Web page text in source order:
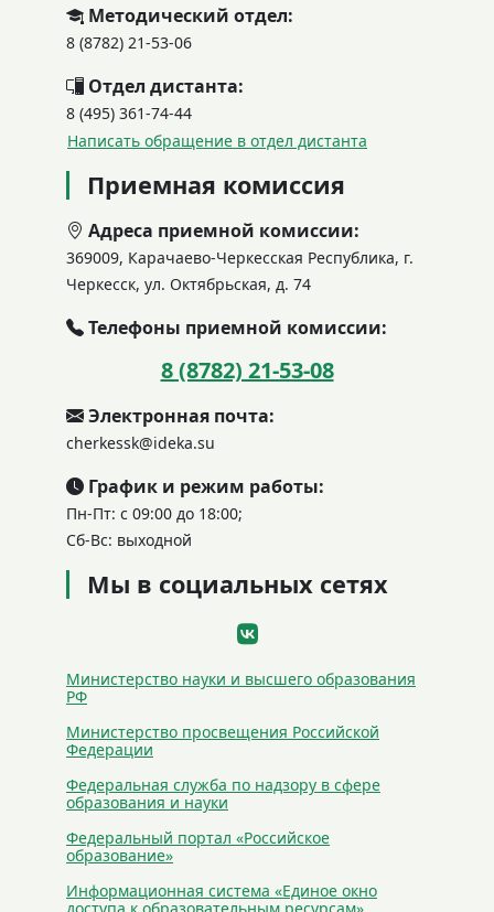
Методический отдел:
8 (8782) 21-53-06
Отдел дистанта:
8 (495) 361-74-44
Написать обращение в отдел дистанта
Приемная комиссия
Адреса приемной комиссии:
369009, Карачаево-Черкесская Республика, г.
Черкесск, ул. Октябрьская, д. 74
Телефоны приемной комиссии:
8 (8782) 21-53-08
Электронная почта:
cherkessk@ideka.su
График и режим работы:
Пн-Пт: с 09:00 до 18:00;
Сб-Вс: выходной
Мы в социальных сетях
Министерство науки и высшего образования
РФ
Министерство просвещения Российской
Федерации
Федеральная служба по надзору в сфере
образования и науки
Федеральный портал «Российское
образование»
Информационная система «Единое окно